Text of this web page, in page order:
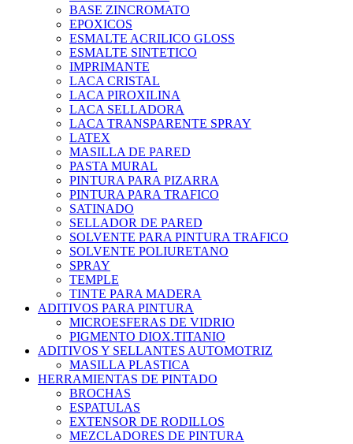
BASE ZINCROMATO
EPOXICOS
ESMALTE ACRILICO GLOSS
ESMALTE SINTETICO
IMPRIMANTE
LACA CRISTAL
LACA PIROXILINA
LACA SELLADORA
LACA TRANSPARENTE SPRAY
LATEX
MASILLA DE PARED
PASTA MURAL
PINTURA PARA PIZARRA
PINTURA PARA TRAFICO
SATINADO
SELLADOR DE PARED
SOLVENTE PARA PINTURA TRAFICO
SOLVENTE POLIURETANO
SPRAY
TEMPLE
TINTE PARA MADERA
ADITIVOS PARA PINTURA
MICROESFERAS DE VIDRIO
PIGMENTO DIOX.TITANIO
ADITIVOS Y SELLANTES AUTOMOTRIZ
MASILLA PLASTICA
HERRAMIENTAS DE PINTADO
BROCHAS
ESPATULAS
EXTENSOR DE RODILLOS
MEZCLADORES DE PINTURA